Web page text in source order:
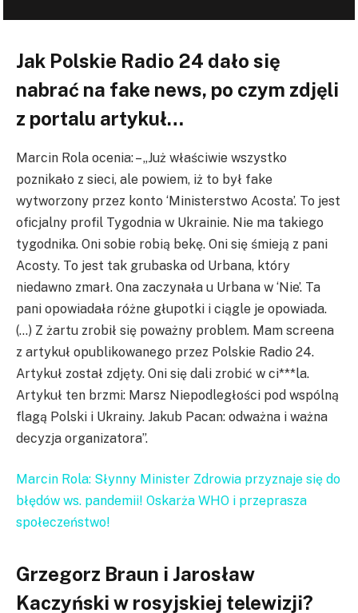
Jak Polskie Radio 24 dało się
nabrać na fake news, po czym zdjęli
z portalu artykuł…
Marcin Rola ocenia: – „Już właściwie wszystko
poznikało z sieci, ale powiem, iż to był fake
wytworzony przez konto ‘Ministerstwo Acosta’. To jest
oficjalny profil Tygodnia w Ukrainie. Nie ma takiego
tygodnika. Oni sobie robią bekę. Oni się śmieją z pani
Acosty. To jest tak grubaska od Urbana, który
niedawno zmarł. Ona zaczynała u Urbana w ‘Nie’. Ta
pani opowiadała różne głupotki i ciągle je opowiada.
(…) Z żartu zrobił się poważny problem. Mam screena
z artykuł opublikowanego przez Polskie Radio 24.
Artykuł został zdjęty. Oni się dali zrobić w ci***la.
Artykuł ten brzmi: Marsz Niepodległości pod wspólną
flagą Polski i Ukrainy. Jakub Pacan: odważna i ważna
decyzja organizatora”.
Marcin Rola: Słynny Minister Zdrowia przyznaje się do
błędów ws. pandemii! Oskarża WHO i przeprasza
społeczeństwo!
Grzegorz Braun i Jarosław
Kaczyński w rosyjskiej telewizji?